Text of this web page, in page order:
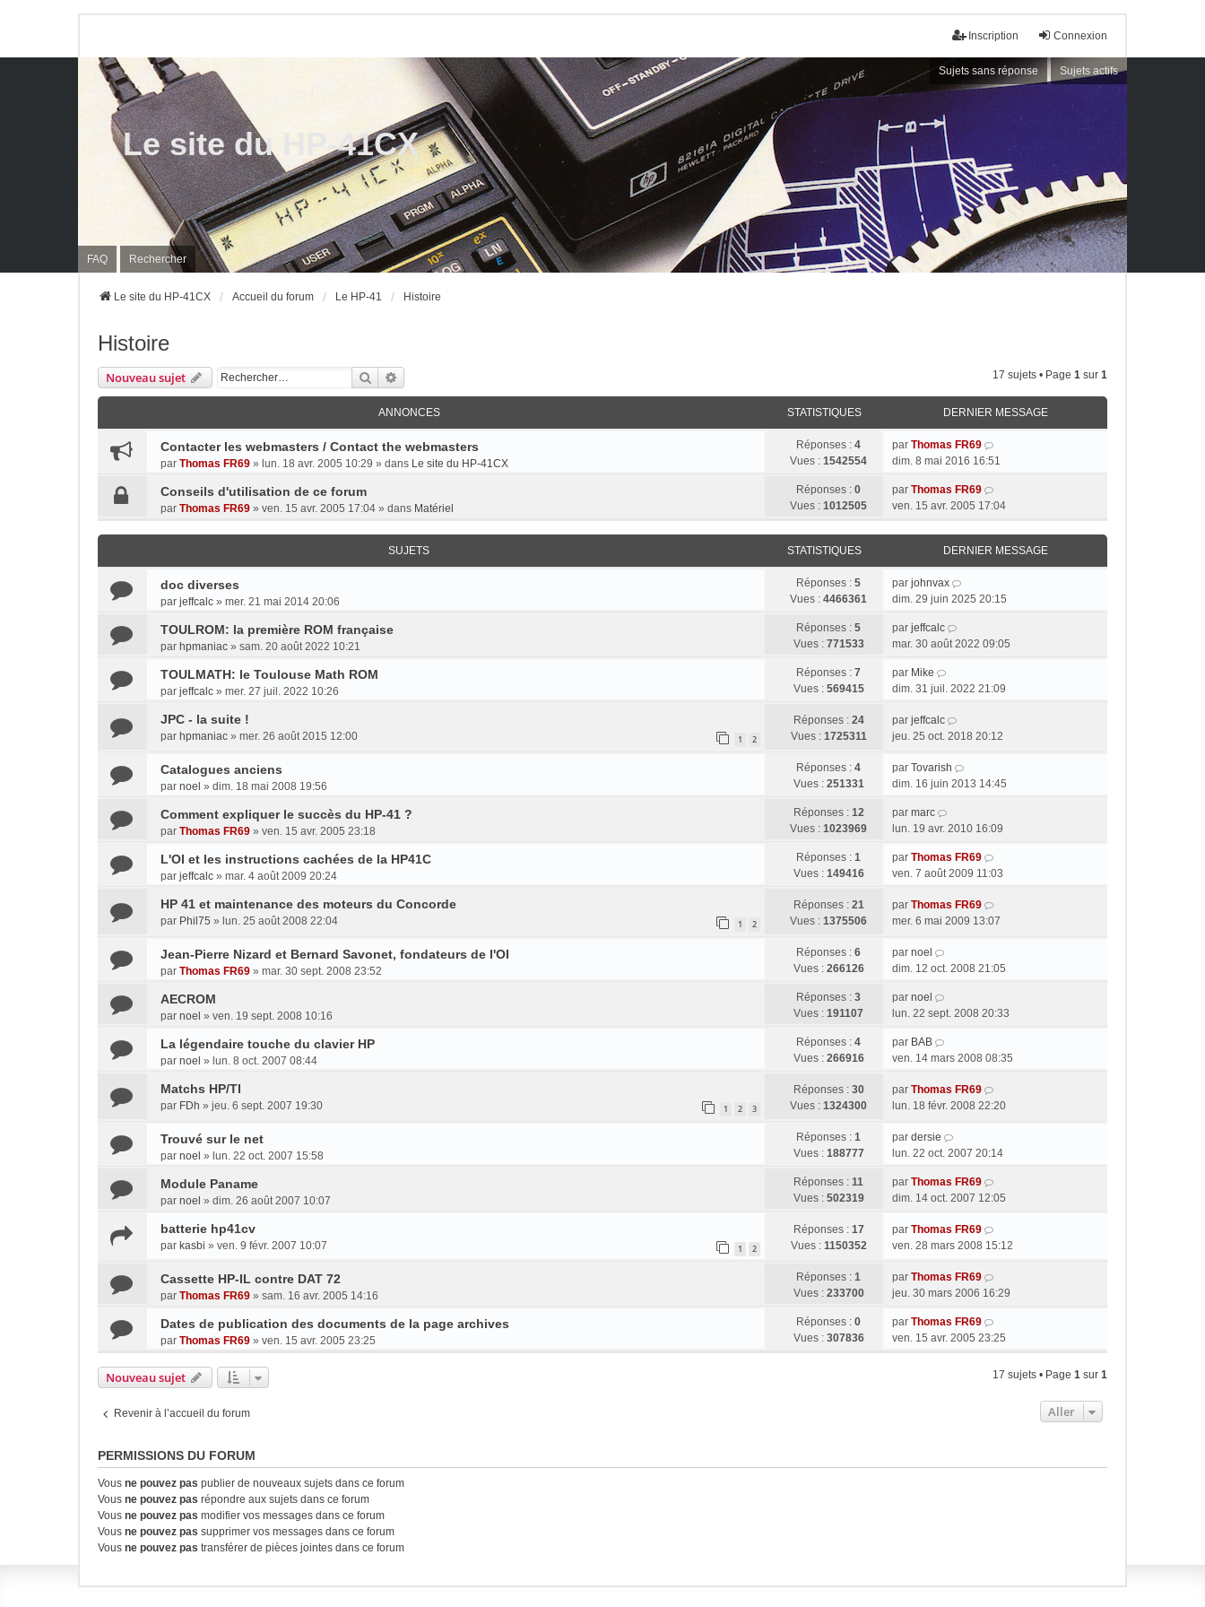
Connexion
Inscription
Sujets sans réponse Sujets actifs
FAQ Rechercher
Le site du HP-41CX
Le site du HP-41CX Accueil du forum Le HP-41 Histoire
Histoire
Nouveau sujet Rechercher 17 sujets • Page 1 sur 1
ANNONCES STATISTIQUES DERNIER MESSAGE
Contacter les webmasters / Contact the webmasters
par Thomas FR69 » lun. 18 avr. 2005 10:29 » dans Le site du HP-41CX
Réponses : 4
Vues : 1542554
par Thomas FR69
dim. 8 mai 2016 16:51
Conseils d'utilisation de ce forum
par Thomas FR69 » ven. 15 avr. 2005 17:04 » dans Matériel
Réponses : 0
Vues : 1012505
par Thomas FR69
ven. 15 avr. 2005 17:04
SUJETS STATISTIQUES DERNIER MESSAGE
doc diverses
par jeffcalc » mer. 21 mai 2014 20:06
Réponses : 5
Vues : 4466361
par johnvax
dim. 29 juin 2025 20:15
TOULROM: la première ROM française
par hpmaniac » sam. 20 août 2022 10:21
Réponses : 5
Vues : 771533
par jeffcalc
mar. 30 août 2022 09:05
TOULMATH: le Toulouse Math ROM
par jeffcalc » mer. 27 juil. 2022 10:26
Réponses : 7
Vues : 569415
par Mike
dim. 31 juil. 2022 21:09
JPC - la suite !
par hpmaniac » mer. 26 août 2015 12:00 1 2
Réponses : 24
Vues : 1725311
par jeffcalc
jeu. 25 oct. 2018 20:12
Catalogues anciens
par noel » dim. 18 mai 2008 19:56
Réponses : 4
Vues : 251331
par Tovarish
dim. 16 juin 2013 14:45
Comment expliquer le succès du HP-41 ?
par Thomas FR69 » ven. 15 avr. 2005 23:18
Réponses : 12
Vues : 1023969
par marc
lun. 19 avr. 2010 16:09
L'OI et les instructions cachées de la HP41C
par jeffcalc » mar. 4 août 2009 20:24
Réponses : 1
Vues : 149416
par Thomas FR69
ven. 7 août 2009 11:03
HP 41 et maintenance des moteurs du Concorde
par Phil75 » lun. 25 août 2008 22:04 1 2
Réponses : 21
Vues : 1375506
par Thomas FR69
mer. 6 mai 2009 13:07
Jean-Pierre Nizard et Bernard Savonet, fondateurs de l'OI
par Thomas FR69 » mar. 30 sept. 2008 23:52
Réponses : 6
Vues : 266126
par noel
dim. 12 oct. 2008 21:05
AECROM
par noel » ven. 19 sept. 2008 10:16
Réponses : 3
Vues : 191107
par noel
lun. 22 sept. 2008 20:33
La légendaire touche du clavier HP
par noel » lun. 8 oct. 2007 08:44
Réponses : 4
Vues : 266916
par BAB
ven. 14 mars 2008 08:35
Matchs HP/TI
par FDh » jeu. 6 sept. 2007 19:30 1 2 3
Réponses : 30
Vues : 1324300
par Thomas FR69
lun. 18 févr. 2008 22:20
Trouvé sur le net
par noel » lun. 22 oct. 2007 15:58
Réponses : 1
Vues : 188777
par dersie
lun. 22 oct. 2007 20:14
Module Paname
par noel » dim. 26 août 2007 10:07
Réponses : 11
Vues : 502319
par Thomas FR69
dim. 14 oct. 2007 12:05
batterie hp41cv
par kasbi » ven. 9 févr. 2007 10:07 1 2
Réponses : 17
Vues : 1150352
par Thomas FR69
ven. 28 mars 2008 15:12
Cassette HP-IL contre DAT 72
par Thomas FR69 » sam. 16 avr. 2005 14:16
Réponses : 1
Vues : 233700
par Thomas FR69
jeu. 30 mars 2006 16:29
Dates de publication des documents de la page archives
par Thomas FR69 » ven. 15 avr. 2005 23:25
Réponses : 0
Vues : 307836
par Thomas FR69
ven. 15 avr. 2005 23:25
Nouveau sujet 17 sujets • Page 1 sur 1
Revenir à l’accueil du forum Aller
PERMISSIONS DU FORUM
Vous ne pouvez pas publier de nouveaux sujets dans ce forum
Vous ne pouvez pas répondre aux sujets dans ce forum
Vous ne pouvez pas modifier vos messages dans ce forum
Vous ne pouvez pas supprimer vos messages dans ce forum
Vous ne pouvez pas transférer de pièces jointes dans ce forum